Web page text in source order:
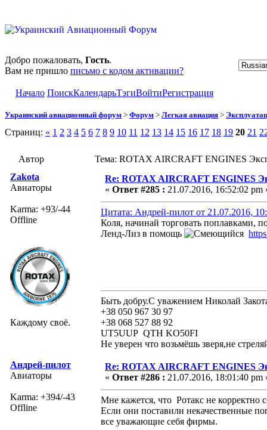
Добро пожаловать, Гость.
Вам не пришло письмо с кодом активации?
Начало ПоискКалендарьТэгиВойтиРегистрация
Украинский авиационный форум > Форум > Легкая авиация >
Страниц: « 1 2 3 4 5 6 7 8 9 10 11 12 13 14 15 16 17 18 19 20 21
Автор
Тема: ROTAX AIRCRAFT ENGINES
Zakota
Авиаторы
Karma: +93/-44
Offline
Каждому своё.
Re: ROTAX AIRCRAFT ENGINES
« Ответ #285 : 21.07.2016, 16:52:02 pm
Цитата: Андрей-пилот от 21.07.2016,
Коля, начинай торговать поплавками,
Ленд-Лиз в помощь
Быть добру.С уважением Николай
+38 050 967 30 97
+38 068 527 88 92
UT5UUP QTH KO50FI
Не уверен что возьмёшь зверя,не
Андрей-пилот
Авиаторы
Karma: +394/-43
Offline
Re: ROTAX AIRCRAFT ENGINES
« Ответ #286 : 21.07.2016, 18:01:40 pm
Мне кажется, что Ротакс не корректно
Если они поставили некачественные
все уважающие себя фирмы.